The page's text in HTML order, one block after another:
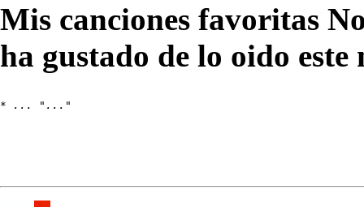
Mis canciones favoritas
ha gustado de lo oido este
* ... "..."